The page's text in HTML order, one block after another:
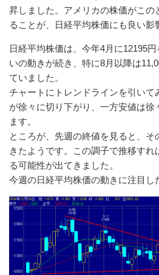
昇しました。アメリカの株価がこの
ることが、日経平均株価にも良い影
日経平均株価は、今年4月に12195
いの動きが続き、特に8月以降は
ていました。
チャートにトレンドラインを引いて
が徐々に切り下がり、一方安値は徐
ます。
ところが、先週の終値を見ると、そ
きたようです。この調子で推移すれ
る可能性が出てきました。
今週の日経平均株価の動きに注目し